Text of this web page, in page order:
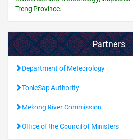
Treng Province.
Partners
Department of Meteorology
TonleSap Authority
Mekong River Commission
Office of the Council of Ministers